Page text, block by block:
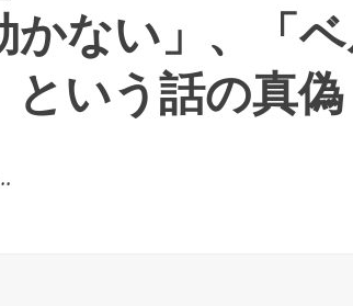
かない」、「
いう話の真偽